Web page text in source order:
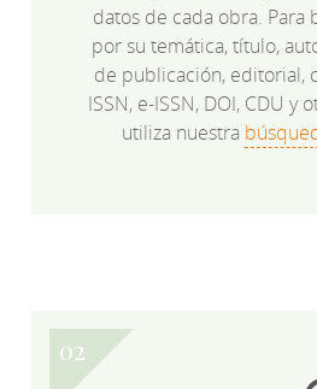
datos de cada obra. Para
por su temática, título,
de publicación, editorial,
ISSN, e-ISSN, DOI, CDU y
utiliza nuestra